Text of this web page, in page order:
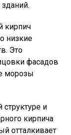
кирпич
низкие
Это
фасадов
морозы
структуре и
кирпича
отталкивает